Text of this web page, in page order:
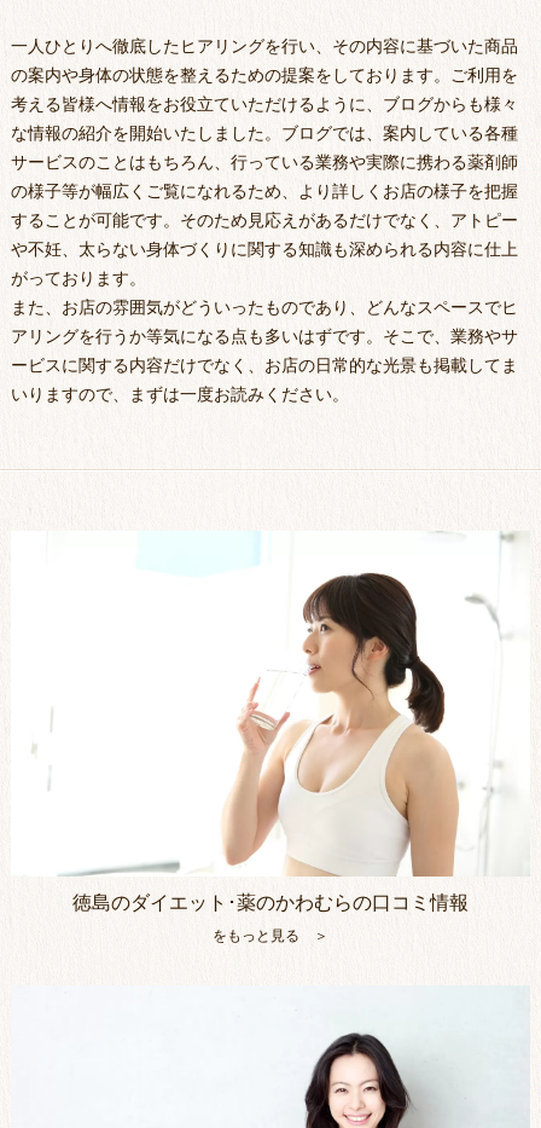
一人ひとりへ徹底したヒアリングを行い、その内容に基づいた商品
の案内や身体の状態を整えるための提案をしております。ご利用を
考える皆様へ情報をお役立ていただけるように、ブログからも様々
な情報の紹介を開始いたしました。ブログでは、案内している各種
サービスのことはもちろん、行っている業務や実際に携わる薬剤師
の様子等が幅広くご覧になれるため、より詳しくお店の様子を把握
することが可能です。そのため見応えがあるだけでなく、アトピー
や不妊、太らない身体づくりに関する知識も深められる内容に仕上
がっております。
また、お店の雰囲気がどういったものであり、どんなスペースでヒ
アリングを行うか等気になる点も多いはずです。そこで、業務やサ
ービスに関する内容だけでなく、お店の日常的な光景も掲載してま
いりますので、まずは一度お読みください。
徳島のダイエット･薬のかわむらの口コミ情報
をもっと見る ＞